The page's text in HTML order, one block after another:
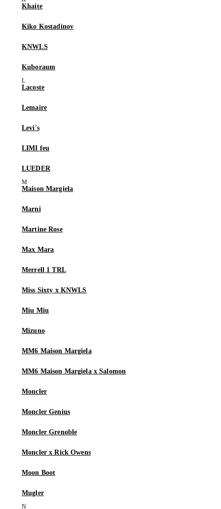
Khaite
Kiko Kostadinov
KNWLS
Kuboraum
Lacoste
Lemaire
Levi's
LIMI feu
LUEDER
Maison Margiela
Marni
Martine Rose
Max Mara
Merrell 1 TRL
Miss Sixty x KNWLS
Miu Miu
Mizuno
MM6 Maison Margiela
MM6 Maison Margiela x Salomon
Moncler
Moncler Genius
Moncler Grenoble
Moncler x Rick Owens
Moon Boot
Mugler